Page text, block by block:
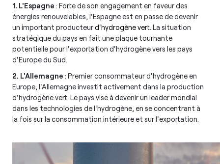
1. L'Espagne : Forte de son engagement en faveur des
énergies renouvelables, l'Espagne est en passe de devenir
un important producteurd'hydrogène vert. La situation
stratégique du pays en fait une plaque tournante
potentielle pour l'exportation d'hydrogène vers les pays
d'Europe du Sud.
2. L'Allemagne : Premier consommateur d'hydrogène en
Europe, l'Allemagne investit activement dans la production
d'hydrogène vert. Le pays vise à devenir un leader mondial
dans les technologies de l'hydrogène, en se concentrant à
la fois sur la consommation intérieure et sur l'exportation.